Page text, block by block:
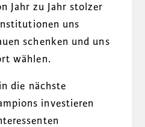
Jahr zu Jahr stolzer
uns
schenken und uns
wählen.
die nächste
investieren